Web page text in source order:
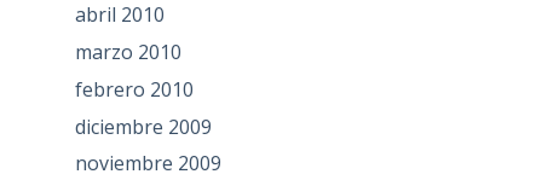
abril 2010
marzo 2010
febrero 2010
diciembre 2009
noviembre 2009